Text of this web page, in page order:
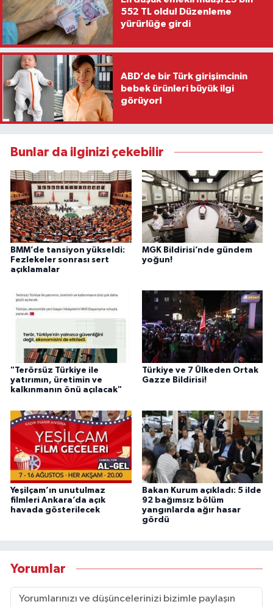
552 TL oldu! Düzenleme
yürürlüğe girdi
ABD’de bir Türk girişimcinin
bebek ürünleri büyük ilgi
görüyor!
Bunlar da ilginizi çekebilir
BMM’de tansiyon yükseldi:
Fezlekeler sonrası sert
açıklamalar
MGK Bildirisi’nde gündem
yoğun!
"Terörsüz Türkiye ile
yatırımın, üretimin ve
kalkınmanın önü açılacak"
Türkiye ve 7 Ülkeden Ortak
Gazze Bildirisi!
Yeşilçam’ın unutulmaz
filmleri Ankara’da açık
havada gösterilecek
Bakan Kurum açıkladı: 5 ilde
92 bağımsız bölüm
yangınlarda ağır hasar
gördü
Yorumlar